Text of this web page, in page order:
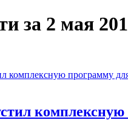
за 2 мая